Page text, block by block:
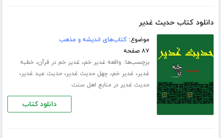
دانلود کتاب حدیث غدیر
موضوع:کتاب‌های اندیشه و مذهب
۸۷ صفحه
برچسب‌ها: واقعه غدیر خم، غدیر خم در قرآن، خطبه
غدیر، غدیر خم، چهل حدیث غدیر،حدیث عید غدیر،
حدیث غدیر در منابع اهل سنت
دانلود کتاب